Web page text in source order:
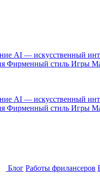
AI — искусственный
Фирменный стиль Игры
AI — искусственный
Фирменный стиль Игры
Блог Работы фрилансеров